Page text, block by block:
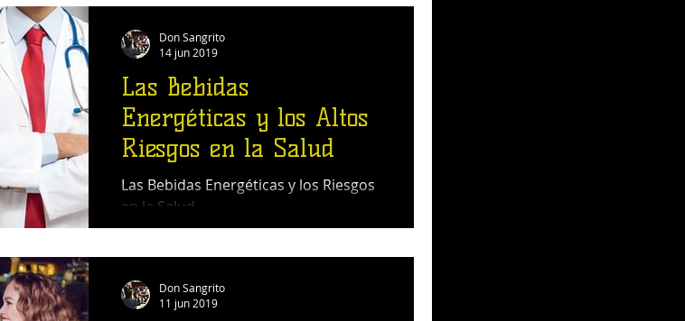
Las Bebidas
Energéticas y los Altos
Riesgos en la Salud
Las Bebidas Energéticas y los Riesgos
en la Salud
Don Sangrito
14 jun 2019
Don Sangrito
11 jun 2019